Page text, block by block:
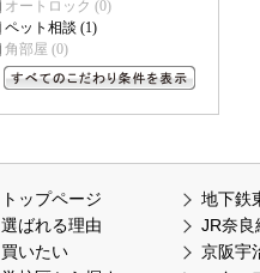
オートロック (0)
ペット相談 (1)
角部屋 (0)
トップページ
選ばれる理由
買いたい
地下鉄
JR奈良
京阪宇